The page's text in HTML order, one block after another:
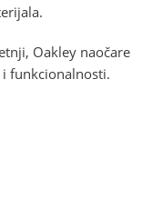
Oakley naočare
i funkcionalnosti.